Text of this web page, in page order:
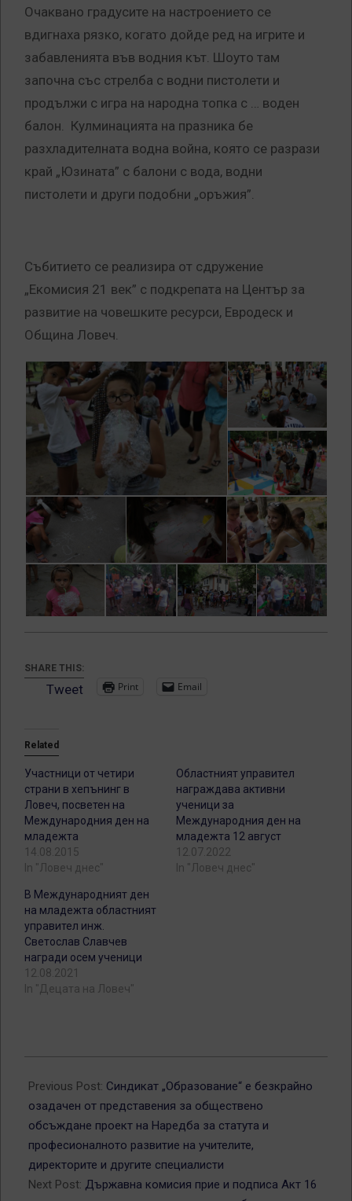
Очаквано градусите на настроението се
вдигнаха рязко, когато дойде ред на игрите и
забавленията във водния кът. Шоуто там
започна със стрелба с водни пистолети и
продължи с игра на народна топка с … воден
балон. Кулминацията на празника бе
разхладителната водна война, която се разрази
край „Юзината” с балони с вода, водни
пистолети и други подобни „оръжия”.
Събитието се реализира от сдружение
„Екомисия 21 век” с подкрепата на Център за
развитие на човешките ресурси, Евродеск и
Община Ловеч.
SHARE THIS:
Tweet Print Email
Related
Участници от четири
страни в хепънинг в
Ловеч, посветен на
Международния ден на
младежта
14.08.2015
In "Ловеч днес"
Областният управител
награждава активни
ученици за
Международния ден на
младежта 12 август
12.07.2022
In "Ловеч днес"
В Международният ден
на младежта областният
управител инж.
Светослав Славчев
награди осем ученици
12.08.2021
In "Децата на Ловеч"
08-
15
Previous Post: Синдикат „Образование“ е безкрайно
озадачен от представения за обществено
обсъждане проект на Наредба за статута и
професионалното развитие на учителите,
директорите и другите специалисти
Next Post: Държавна комисия прие и подписа Акт 16